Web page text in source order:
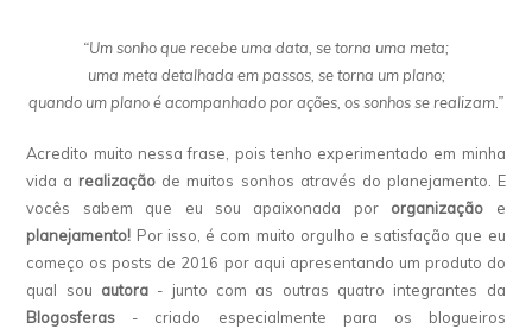
“Um sonho que recebe uma data, se torna uma meta;
uma meta detalhada em passos, se torna um plano;
quando um plano é acompanhado por ações, os sonhos se realizam.”
Acredito muito nessa frase, pois tenho experimentado em minha
vida a realização de muitos sonhos através do planejamento. E
vocês sabem que eu sou apaixonada por organização e
planejamento! Por isso, é com muito orgulho e satisfação que eu
começo os posts de 2016 por aqui apresentando um produto do
qual sou autora - junto com as outras quatro integrantes da
Blogosferas - criado especialmente para os blogueiros